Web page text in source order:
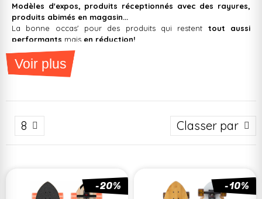
Modèles d'expos, produits réceptionnés avec des rayures,
produits abimés en magasin...
La bonne occas' pour des produits qui restent tout aussi
performants mais en réduction!
Voir plus
8 Classer par
-20% -10%